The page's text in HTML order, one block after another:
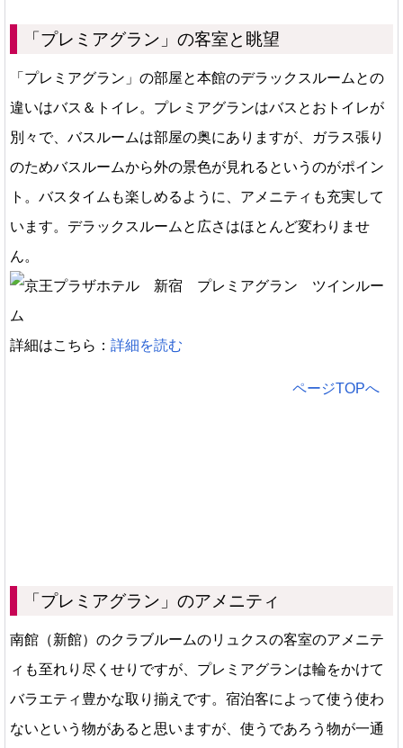
「プレミアグラン」の客室と眺望
「プレミアグラン」の部屋と本館のデラックスルームとの
違いはバス＆トイレ。プレミアグランはバスとおトイレが
別々で、バスルームは部屋の奥にありますが、ガラス張り
のためバスルームから外の景色が見れるというのがポイン
ト。バスタイムも楽しめるように、アメニティも充実して
います。デラックスルームと広さはほとんど変わりませ
ん。
詳細はこちら： 詳細を読む
ページTOPへ
「プレミアグラン」のアメニティ
南館（新館）のクラブルームのリュクスの客室のアメニテ
ィも至れり尽くせりですが、プレミアグランは輪をかけて
バラエティ豊かな取り揃えです。宿泊客によって使う使わ
ないという物があると思いますが、使うであろう物が一通